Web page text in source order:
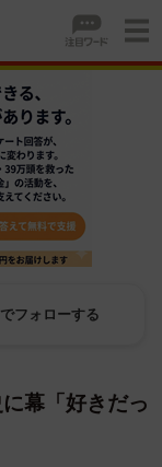
フォローする
幕「好きだっ